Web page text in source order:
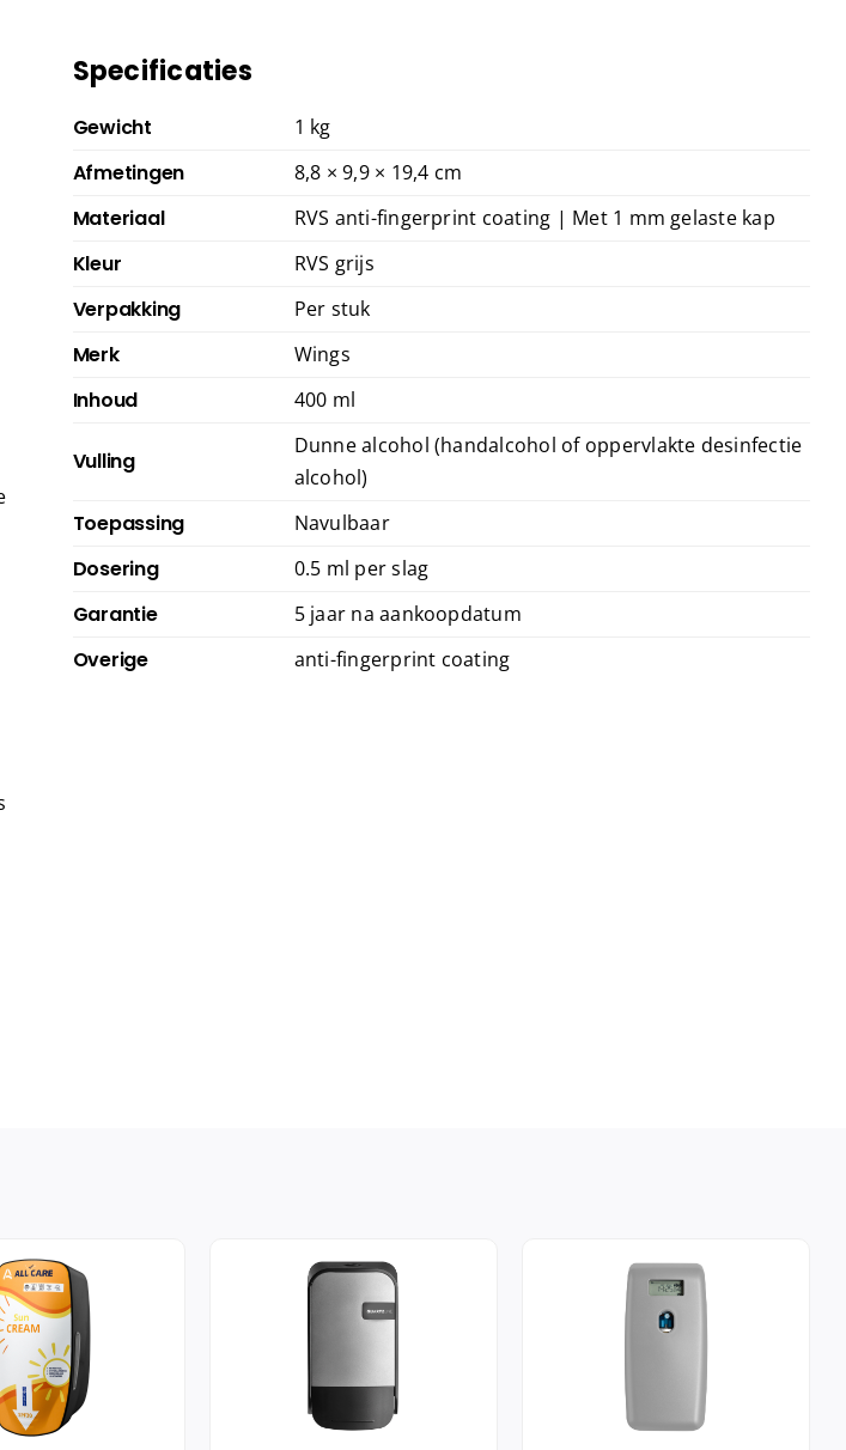
Specificaties
Gewicht 1 kg
Afmetingen 8,8 × 9,9 × 19,4 cm
Materiaal RVS anti-fingerprint coating | Met 1 mm gelaste kap
Kleur RVS grijs
Verpakking Per stuk
Merk Wings
Inhoud 400 ml
Vulling
Dunne alcohol (handalcohol of oppervlakte desinfectie
alcohol)
Toepassing Navulbaar
Dosering 0.5 ml per slag
Garantie 5 jaar na aankoopdatum
Overige anti-fingerprint coating